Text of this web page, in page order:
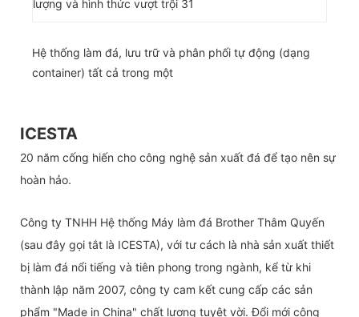
Hệ thống làm đá, lưu trữ và phân phối tự động (dạng
container) tất cả trong một
ICESTA
20 năm cống hiến cho công nghệ sản xuất đá để tạo nên sự
hoàn hảo.
Công ty TNHH Hệ thống Máy làm đá Brother Thâm Quyến
(sau đây gọi tắt là ICESTA), với tư cách là nhà sản xuất thiết
bị làm đá nổi tiếng và tiên phong trong ngành, kể từ khi
thành lập năm 2007, công ty cam kết cung cấp các sản
phẩm "Made in China" chất lượng tuyệt vời. Đổi mới công